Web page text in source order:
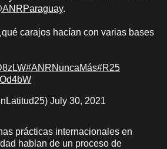
.
carajos hacían con varias bases
#ANRNuncaMás#R25
July 30, 2021
prácticas internacionales en
hablan de un proceso de